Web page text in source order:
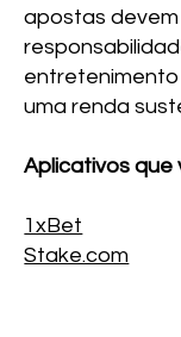
apostas
entretenimento
uma renda
Aplicativos que
1xBet
Stake.com